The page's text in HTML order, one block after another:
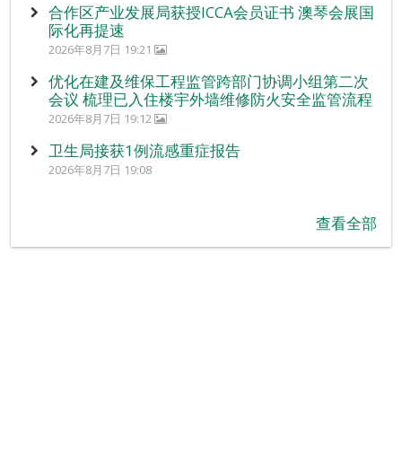
合作区产业发展局获授ICCA会员证书 澳琴会展国
际化再提速
2026年8月7日 19:21
优化在建及维保工程监管跨部门协调小组第二次
会议 梳理已入住楼宇外墙维修防火安全监管流程
2026年8月7日 19:12
卫生局接获1例流感重症报告
2026年8月7日 19:08
查看全部